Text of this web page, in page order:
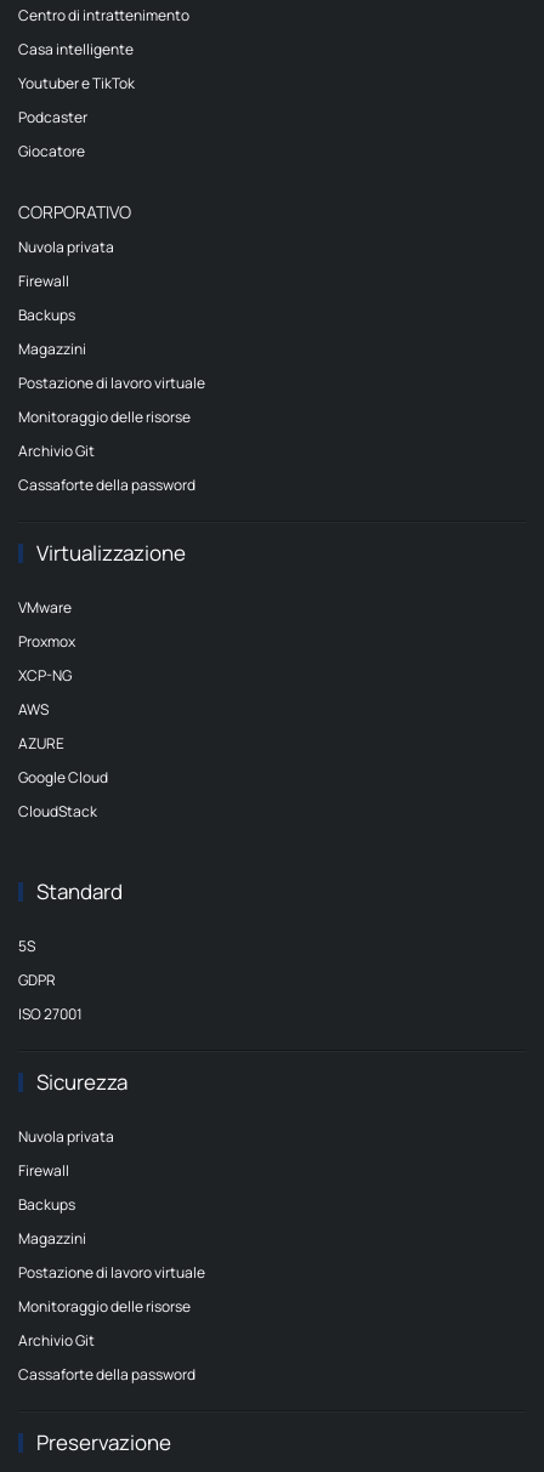
Centro di intrattenimento
Casa intelligente
Youtuber e TikTok
Podcaster
Giocatore
CORPORATIVO
Nuvola privata
Firewall
Backups
Magazzini
Postazione di lavoro virtuale
Monitoraggio delle risorse
Archivio Git
Cassaforte della password
Virtualizzazione
VMware
Proxmox
XCP-NG
AWS
AZURE
Google Cloud
CloudStack
Standard
5S
GDPR
ISO 27001
Sicurezza
Nuvola privata
Firewall
Backups
Magazzini
Postazione di lavoro virtuale
Monitoraggio delle risorse
Archivio Git
Cassaforte della password
Preservazione